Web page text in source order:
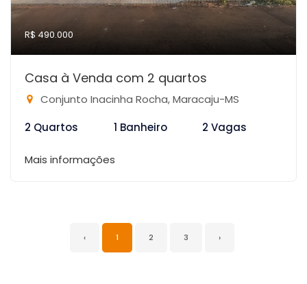
R$ 490.000
Casa à Venda com 2 quartos
Conjunto Inacinha Rocha, Maracaju-MS
2 Quartos
1 Banheiro 2 Vagas
Mais informações
‹ 1 2 3 ›